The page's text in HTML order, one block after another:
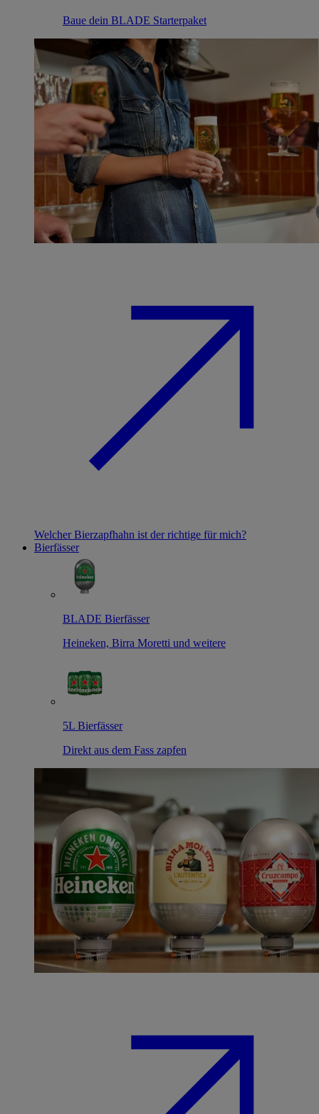
Baue dein BLADE Starterpaket
Welcher Bierzapfhahn ist der richtige für mich?
Bierfässer
BLADE Bierfässer
Heineken, Birra Moretti und weitere
5L Bierfässer
Direkt aus dem Fass zapfen